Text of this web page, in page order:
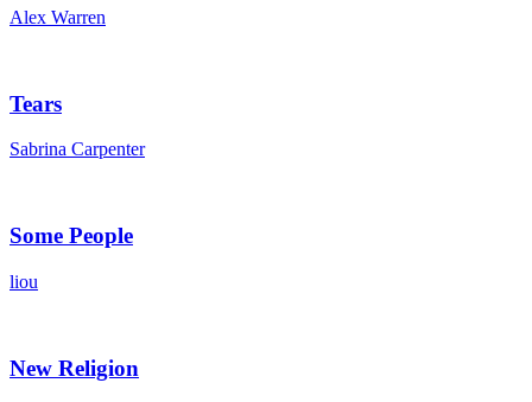
Alex Warren
Tears
Sabrina Carpenter
Some People
liou
New Religion